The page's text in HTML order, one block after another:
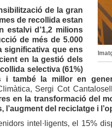
de la gran
de recollida estan
estalvi d’1,2 milions
de més de 5.000
significativa que ens
en la gestió dels
selectiva (61%)
també la millor en
Sergi Cot
en la transformació del
del reciclatge i
intel·ligents, el 15%